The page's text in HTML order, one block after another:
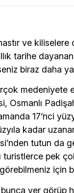
ve
tarihe
biraz daha
medeniyete
Osmanlı
17’nci
kadar
tutun da
turistlerce pek
için
yer görüp